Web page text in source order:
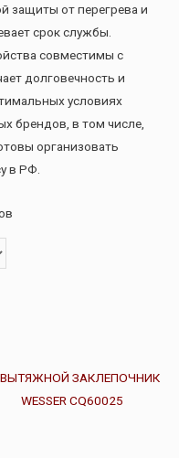
защиты от перегрева и
срок службы.
совместимы с
долговечность и
условиях
брендов, в том числе,
организовать
в РФ.